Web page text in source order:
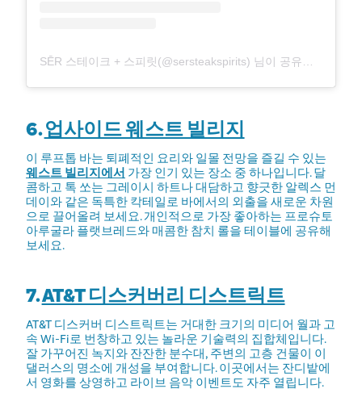
6.업사이드 웨스트 빌리지
이 루프톱 바는 퇴폐적인 요리와 일몰 전망을 즐길 수 있는
웨스트 빌리지에서 가장 인기 있는 장소 중 하나입니다. 달
콤하고 톡 쏘는 그레이시 하트나 대담하고 향긋한 알렉스 먼
데이와 같은 독특한 칵테일로 바에서의 외출을 새로운 차원
으로 끌어올려 보세요. 개인적으로 가장 좋아하는 프로슈토
아루굴라 플랫브레드와 매콤한 참치 롤을 테이블에 공유해
보세요.
7.AT&T 디스커버리 디스트릭트
AT&T 디스커버 디스트릭트는 거대한 크기의 미디어 월과 고
속 Wi-Fi로 번창하고 있는 놀라운 기술력의 집합체입니다.
잘 가꾸어진 녹지와 잔잔한 분수대, 주변의 고층 건물이 이
댈러스의 명소에 개성을 부여합니다. 이곳에서는 잔디밭에
서 영화를 상영하고 라이브 음악 이벤트도 자주 열립니다.